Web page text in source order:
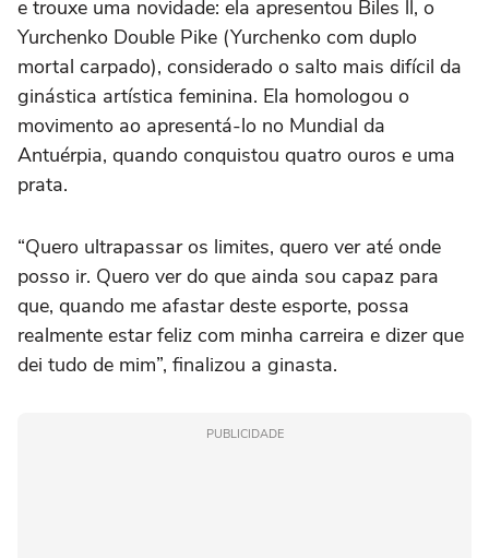
e trouxe uma novidade: ela apresentou Biles ll, o
Yurchenko Double Pike (Yurchenko com duplo
mortal carpado), considerado o salto mais difícil da
ginástica artística feminina. Ela homologou o
movimento ao apresentá-lo no Mundial da
Antuérpia, quando conquistou quatro ouros e uma
prata.
“Quero ultrapassar os limites, quero ver até onde
posso ir. Quero ver do que ainda sou capaz para
que, quando me afastar deste esporte, possa
realmente estar feliz com minha carreira e dizer que
dei tudo de mim”, finalizou a ginasta.
PUBLICIDADE